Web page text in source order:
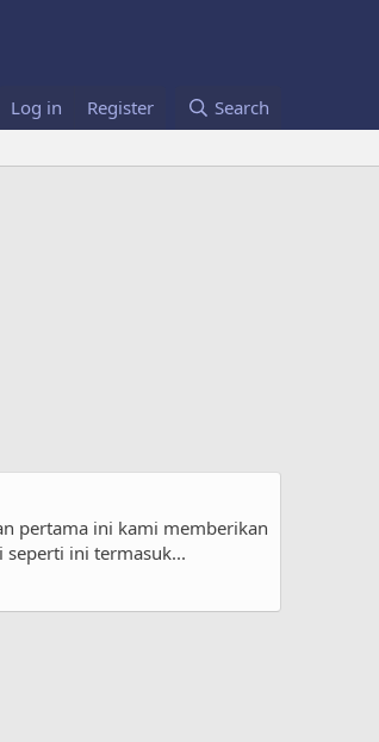
Log in Register Search
pertama ini kami memberikan
seperti ini termasuk...